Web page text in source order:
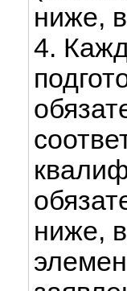
ниже,
4.
ниже,